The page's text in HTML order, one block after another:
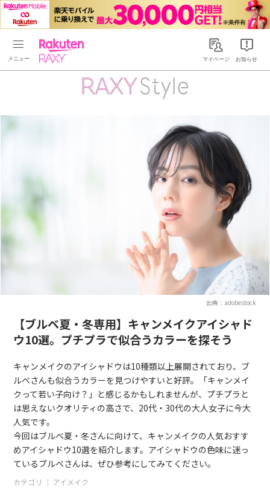
Rakuten RAXYマイページ お知らせ
出典：adobestock
【ブルベ夏・冬専用】キャンメイクアイシャド
ウ10選。プチプラで似合うカラーを探そう
キャンメイクのアイシャドウは10種類以上展開されており、ブ
ルベさんも似合うカラーを見つけやすいと好評。「キャンメイ
クって若い子向け？」と感じるかもしれませんが、プチプラと
は思えないクオリティの高さで、20代・30代の大人女子に今大
人気です。
今回はブルベ夏・冬さんに向けて、キャンメイクの人気おすす
めアイシャドウ10選を紹介します。アイシャドウの色味に迷っ
ているブルベさんは、ぜひ参考にしてみてください。
カテゴリ ｜ アイメイク